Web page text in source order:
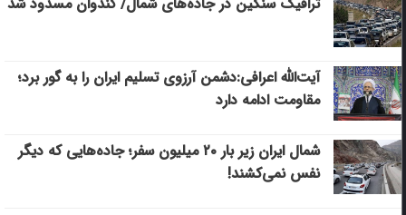
آیت‌الله اعرافی:دشمن آرزوی تسلیم ایران را به گور برد؛
مقاومت ادامه دارد
شمال ایران زیر بار ۲۰ میلیون سفر؛ جاده‌هایی که دیگر
نفس نمی‌کشند!